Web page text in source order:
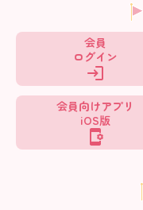
会員
ログイン
会員向けアプリ
iOS版